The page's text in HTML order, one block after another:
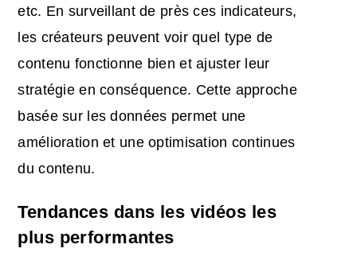
etc. En surveillant de près ces indicateurs,
les créateurs peuvent voir quel type de
contenu fonctionne bien et ajuster leur
stratégie en conséquence. Cette approche
basée sur les données permet une
amélioration et une optimisation continues
du contenu.
Tendances dans les vidéos les
plus performantes